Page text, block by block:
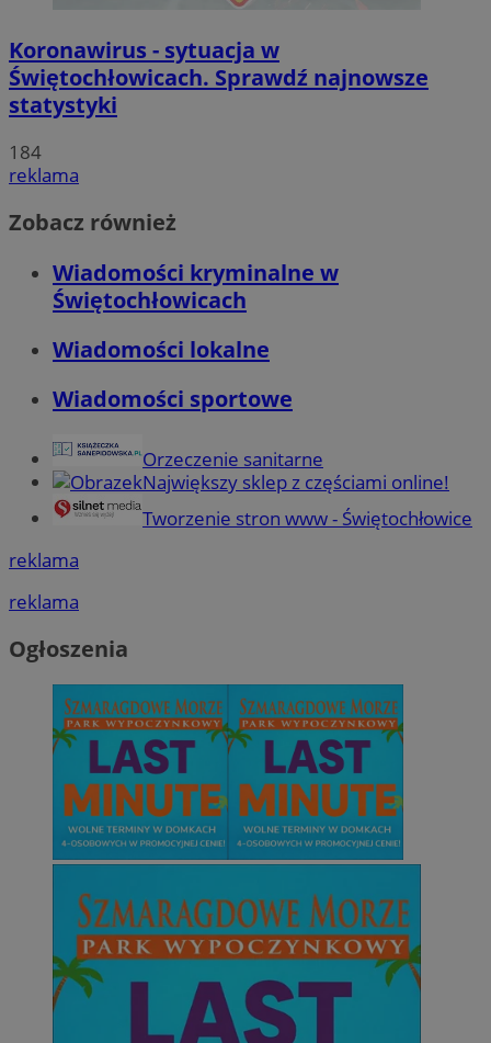
Koronawirus - sytuacja w
Świętochłowicach. Sprawdź najnowsze
statystyki
184
reklama
Zobacz również
Wiadomości kryminalne w
Świętochłowicach
Wiadomości lokalne
Wiadomości sportowe
Orzeczenie sanitarne
Największy sklep z częściami online!
Tworzenie stron www - Świętochłowice
reklama
reklama
Ogłoszenia